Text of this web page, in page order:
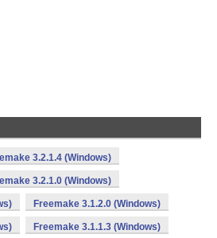
3.2.1.4 (Windows)
3.2.1.0 (Windows)
Freemake 3.1.2.0 (Windows)
Freemake 3.1.1.3 (Windows)